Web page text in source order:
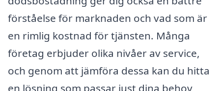
förståelse för marknaden och vad som är
en rimlig kostnad för tjänsten. Många
företag erbjuder olika nivåer av service,
och genom att jämföra dessa kan du hitta
en lösning som passar just dina behov